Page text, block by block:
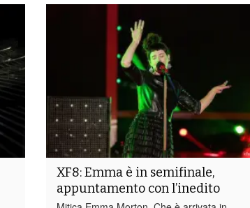
XF8: Emma è in semifinale,
appuntamento con l’inedito